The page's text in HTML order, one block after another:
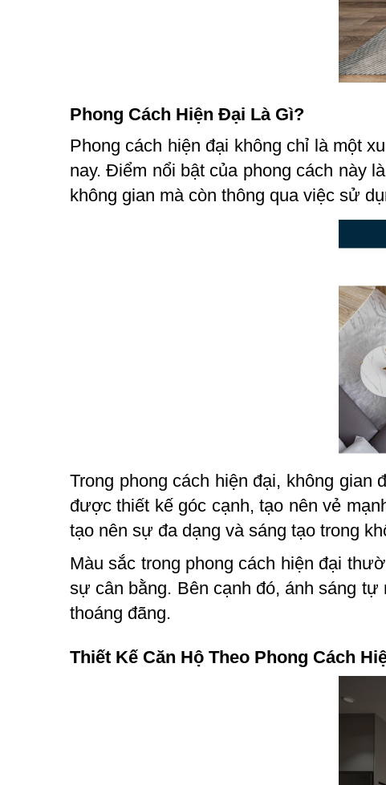
Phong Cách Hiện Đại Là Gì?
Phong cách hiện đại không chỉ là một
nay. Điểm nổi bật của phong cách này
không gian mà còn thông qua việc sử
Trong phong cách hiện đại, không
được thiết kế góc cạnh, tạo nên vẻ
tạo nên sự đa dạng và sáng tạo trong
Màu sắc trong phong cách hiện đại
sự cân bằng. Bên cạnh đó, ánh sáng
thoáng đãng.
Thiết Kế Căn Hộ Theo Phong Cách